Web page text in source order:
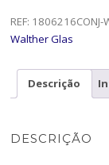
8cl
Vino
1806216CONJ
REF: 1806216CONJ-
Walther Glas
Descrição
DESCRIÇÃO